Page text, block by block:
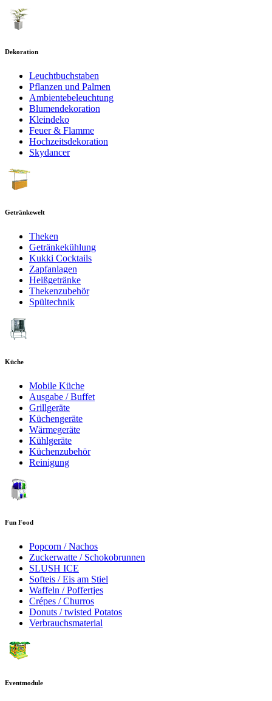
Dekoration
Leuchtbuchstaben
Pflanzen und Palmen
Ambientebeleuchtung
Blumendekoration
Kleindeko
Feuer & Flamme
Hochzeitsdekoration
Skydancer
Getränkewelt
Theken
Getränkekühlung
Kukki Cocktails
Zapfanlagen
Heißgetränke
Thekenzubehör
Spültechnik
Küche
Mobile Küche
Ausgabe / Buffet
Grillgeräte
Küchengeräte
Wärmegeräte
Kühlgeräte
Küchenzubehör
Reinigung
Fun Food
Popcorn / Nachos
Zuckerwatte / Schokobrunnen
SLUSH ICE
Softeis / Eis am Stiel
Waffeln / Poffertjes
Crépes / Churros
Donuts / twisted Potatos
Verbrauchsmaterial
Eventmodule